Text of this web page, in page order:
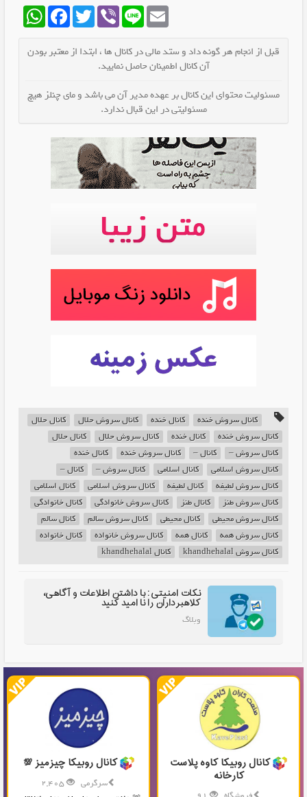
WhatsAppFacebookTwitter Viber Line Email
قبل از انجام هر گونه داد و ستد مالی در کانال ها ، ابتدا از معتبر بودن
آن کانال اطمینان حاصل نمایید.
مسئولیت محتوای این کانال بر عهده مدیر آن می باشد و مای چنلز هیچ
مسئولیتی در این قبال ندارد.
کانال سروش خنده کانال خنده کانال سروش حلال
کانال حلال
کانال سروش خنده
کانال خنده کانال سروش حلال
کانال حلال
کانال سروش –
کانال – کانال سروش خنده
کانال خنده
کانال سروش اسلامی
کانال اسلامی کانال سروش –
کانال –
کانال سروش لطیفه
کانال لطیفه کانال سروش اسلامی
کانال اسلامی
کانال سروش طنز
کانال طنز کانال سروش خانوادگی
کانال خانوادگی
کانال سروش محیطی
کانال محیطی کانال سروش سالم
کانال سالم
کانال سروش همه
کانال همه کانال سروش خانواده
کانال خانواده
کانال سروش khandhehalal
کانال khandhehalal
نکات امنیتی: با داشتن اطلاعات و آگاهی،
کلاهبرداران را نا امید کنید
وبلاگ
کانال روبیکا کاوه پلاست
کارخانه
کانال روبیکا چیزمیز 💯
سرگرمی